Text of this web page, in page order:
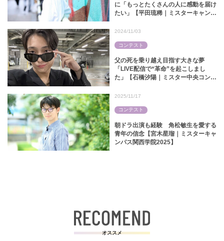
に「もっとたくさんの人に感動を届け
たい」【平田琉稀｜ミスターキャンパ
父の死を乗り越え目指す大きな夢
「LIVE配信で“革命”を起こしまし
た」【石橋汐陽｜ミスター中央コンテ
2024/11/03
コンテスト
朝ドラ出演も経験 角松敏生を愛する
青年の信念【宮木星瑠｜ミスターキャ
ンパス関西学院2025】
2025/11/17
コンテスト
オススメ